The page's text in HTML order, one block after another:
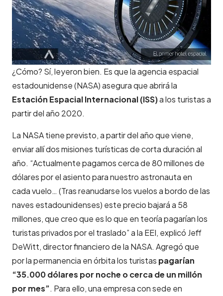
¿Cómo? Sí, leyeron bien. Es que la agencia espacial
estadounidense (NASA) asegura que abrirá la
Estación Espacial Internacional (ISS)a los turistas a
partir del año 2020.
La NASA tiene previsto, a partir del año que viene,
enviar allí dos misiones turísticas de corta duración al
año. “Actualmente pagamos cerca de 80 millones de
dólares por el asiento para nuestro astronauta en
cada vuelo… (Tras reanudarse los vuelos a bordo de las
naves estadounidenses) este precio bajará a 58
millones, que creo que es lo que en teoría pagarían los
turistas privados por el traslado” a la EEI, explicó Jeff
DeWitt, director financiero de la NASA. Agregó que
por la permanencia en órbita los turistas pagarían
“35.000 dólares por noche o cerca de un millón
por mes”. Para ello, una empresa con sede en